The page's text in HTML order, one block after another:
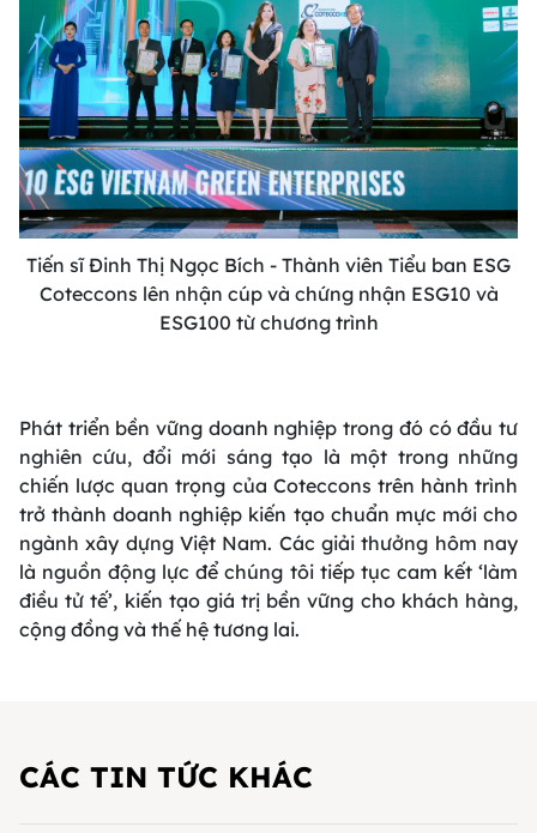
Tiến sĩ Đinh Thị Ngọc Bích - Thành viên Tiểu ban ESG
Coteccons lên nhận cúp và chứng nhận ESG10 và
ESG100 từ chương trình
Phát triển bền vững doanh nghiệp trong đó có đầu tư
nghiên cứu, đổi mới sáng tạo là một trong những
chiến lược quan trọng của Coteccons trên hành trình
trở thành doanh nghiệp kiến tạo chuẩn mực mới cho
ngành xây dựng Việt Nam. Các giải thưởng hôm nay
là nguồn động lực để chúng tôi tiếp tục cam kết ‘làm
điều tử tế’, kiến tạo giá trị bền vững cho khách hàng,
cộng đồng và thế hệ tương lai.
CÁC TIN TỨC KHÁC